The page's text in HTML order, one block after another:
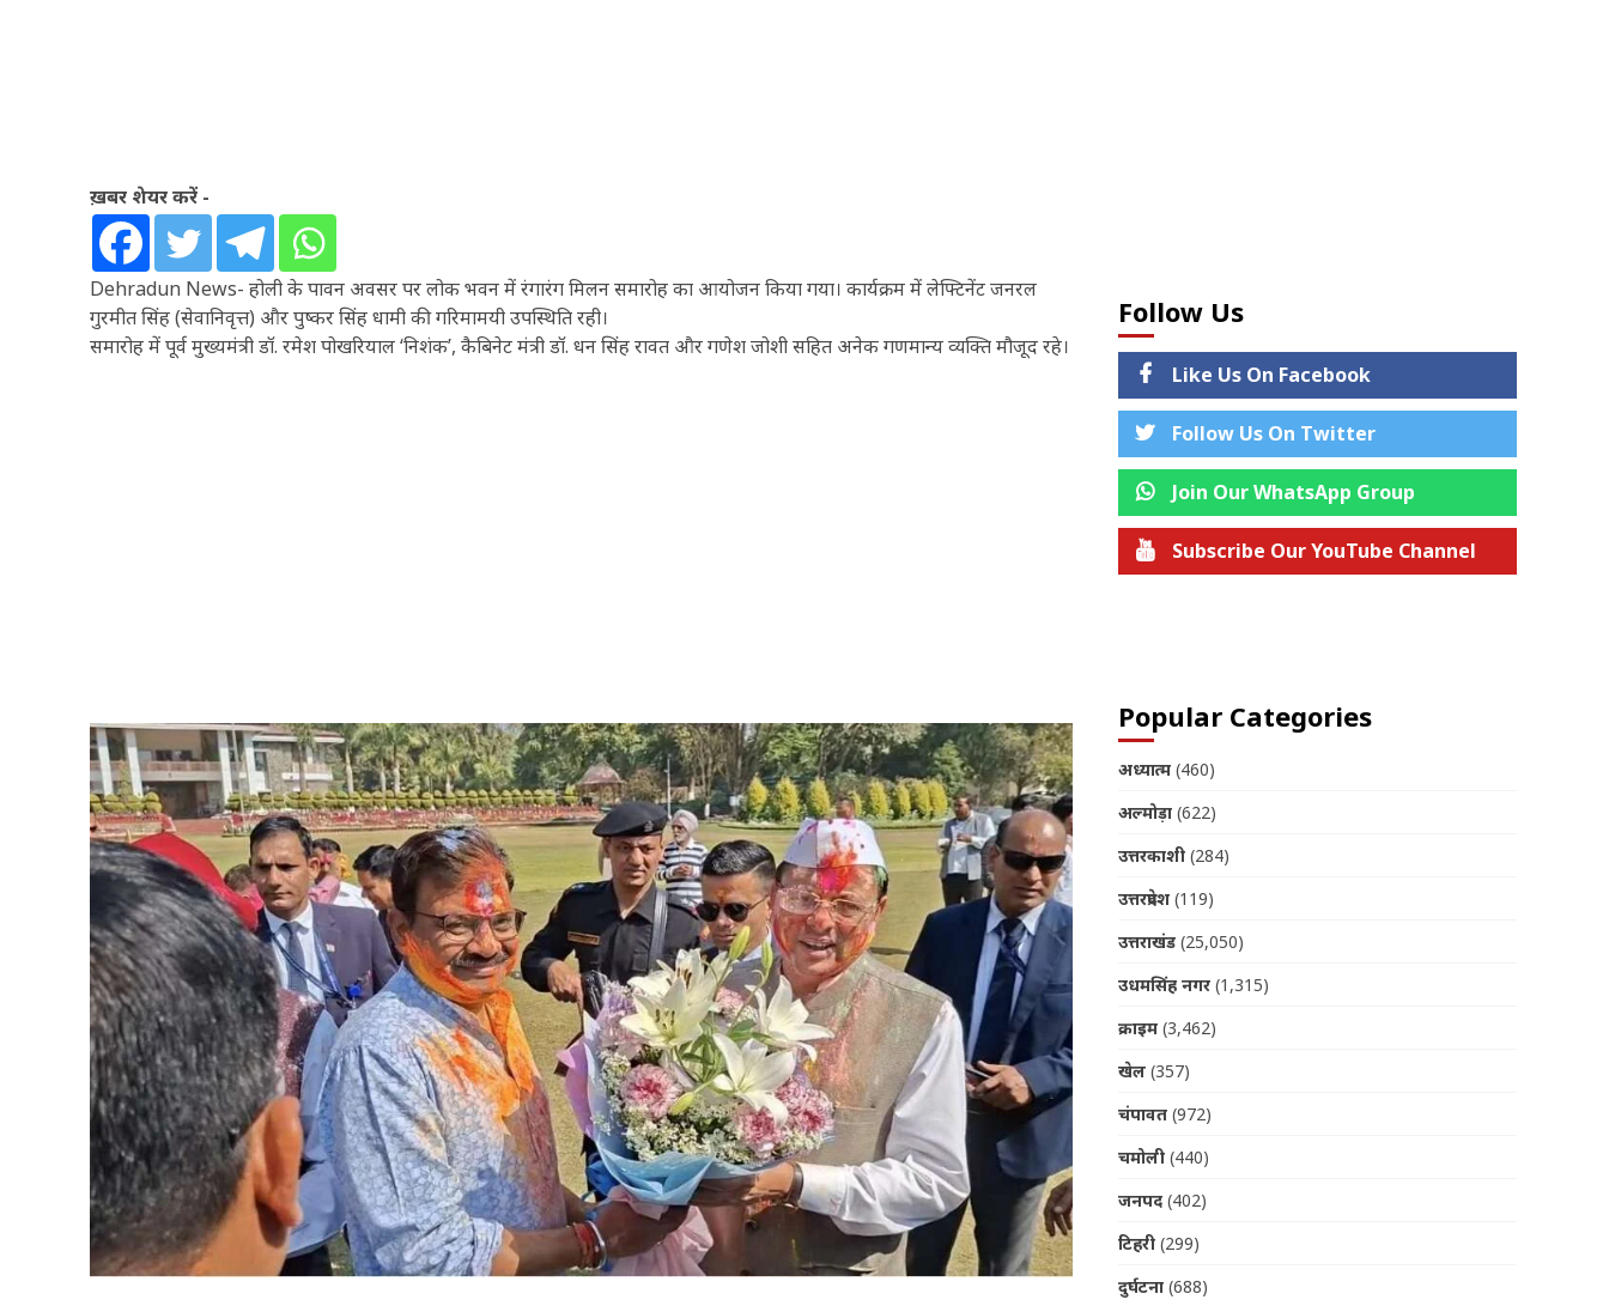
ख़बर शेयर करें -
Dehradun News- होली के पावन अवसर पर लोक भवन में रंगारंग मिलन समारोह का आयोजन किया गया। कार्यक्रम में लेफ्टिनेंट जनरल
गुरमीत सिंह (सेवानिवृत्त) और पुष्कर सिंह धामी की गरिमामयी उपस्थिति रही।
समारोह में पूर्व मुख्यमंत्री डॉ. रमेश पोखरियाल ‘निशंक’, कैबिनेट मंत्री डॉ. धन सिंह रावत और गणेश जोशी सहित अनेक गणमान्य व्यक्ति मौजूद रहे।
Follow Us
Like Us On Facebook
Follow Us On Twitter
Join Our WhatsApp Group
Subscribe Our YouTube Channel
Popular Categories
अध्यात्म(460)
अल्मोड़ा(622)
उत्तरकाशी(284)
उत्तरप्रदेश(119)
उत्तराखंड(25,050)
उधमसिंह नगर(1,315)
क्राइम(3,462)
खेल(357)
चंपावत(972)
चमोली(440)
जनपद(402)
टिहरी(299)
दुर्घटना(688)